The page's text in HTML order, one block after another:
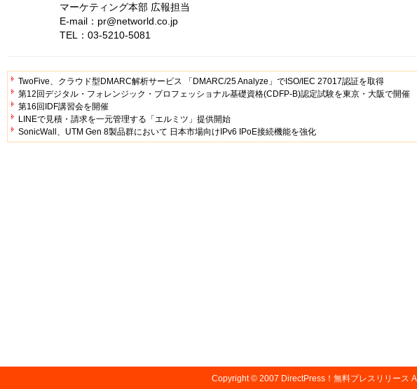
マーケティング本部 広報担当
E-mail：pr@networld.co.jp
TEL：03-5210-5081
TwoFive、クラウド型DMARC解析サービス 「DMARC/25 Analyze」でISO/IEC 27017認証を取得
第12回デジタル・フォレンジック・プロフェッショナル基礎資格(CDFP-B)認定試験を東京・大阪で開催
第16回IDF講習会を開催
LINEで見積・請求を一元管理する「エルミツ」提供開始
SonicWall、UTM Gen 8製品群において 日本市場向けIPv6 IPoE接続機能を強化
Copyright © 2007 DirectPress！無料プレスリリース